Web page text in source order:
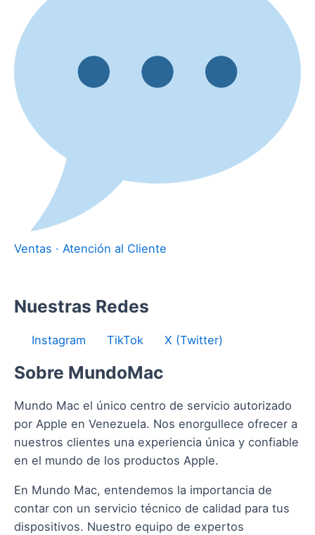
Ventas · Atención al Cliente
Nuestras Redes
Instagram TikTok X (Twitter)
Sobre MundoMac
Mundo Mac el único centro de servicio autorizado
por Apple en Venezuela. Nos enorgullece ofrecer a
nuestros clientes una experiencia única y confiable
en el mundo de los productos Apple.
En Mundo Mac, entendemos la importancia de
contar con un servicio técnico de calidad para tus
dispositivos. Nuestro equipo de expertos